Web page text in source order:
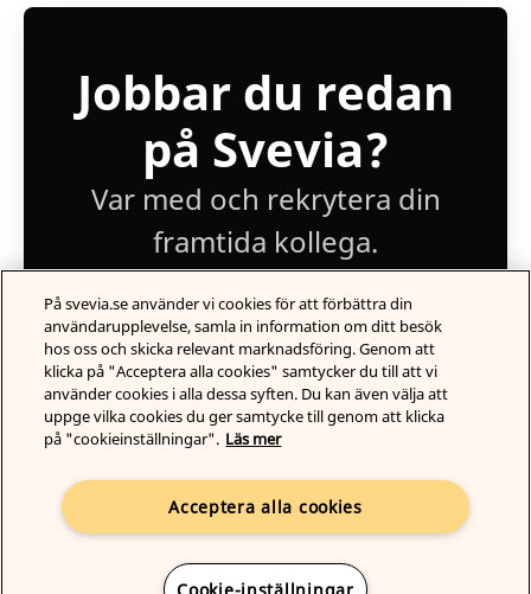
Jobbar du redan
på Svevia?
Var med och rekrytera din
framtida kollega.
Logga in
Employer brandingfrån Teamtailor
På svevia.se använder vi cookies för att förbättra din
användarupplevelse, samla in information om ditt besök
hos oss och skicka relevant marknadsföring. Genom att
klicka på "Acceptera alla cookies" samtycker du till att vi
använder cookies i alla dessa syften. Du kan även välja att
uppge vilka cookies du ger samtycke till genom att klicka
på "cookieinställningar". Läs mer
Acceptera alla cookies